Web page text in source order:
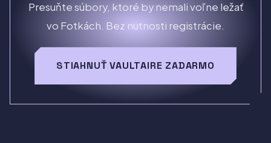
Presuňte súbory, ktoré by nemali voľne ležať
vo Fotkách. Bez nutnosti registrácie.
STIAHNUŤ VAULTAIRE ZADARMO